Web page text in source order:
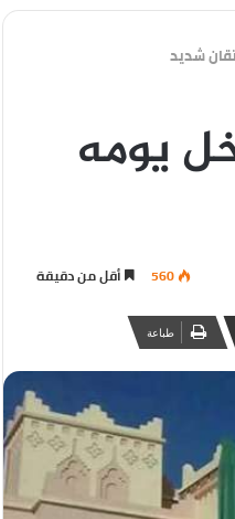
شديد
يومه
560 أقل من دقيقة
طباعة